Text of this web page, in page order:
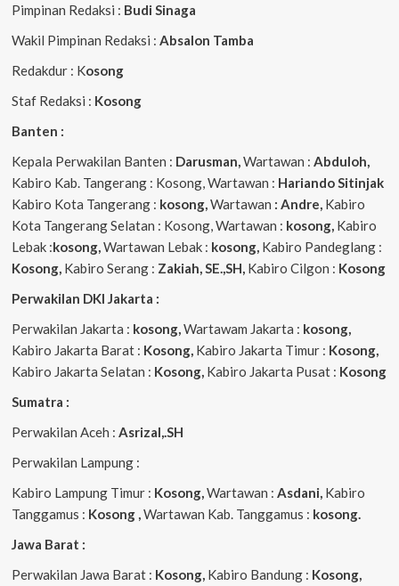
Pimpinan Redaksi : Budi Sinaga
Wakil Pimpinan Redaksi : Absalon Tamba
Redakdur : Kosong
Staf Redaksi : Kosong
Banten :
Kepala Perwakilan Banten : Darusman,Wartawan : Abduloh,
Kabiro Kab. Tangerang : Kosong, Wartawan : Hariando Sitinjak
Kabiro Kota Tangerang : kosong,Wartawan : Andre, Kabiro
Kota Tangerang Selatan : Kosong, Wartawan : kosong, Kabiro
Lebak :kosong,Wartawan Lebak : kosong, Kabiro Pandeglang :
Kosong, Kabiro Serang : Zakiah, SE.,SH, Kabiro Cilgon : Kosong
Perwakilan DKI Jakarta :
Perwakilan Jakarta : kosong,Wartawam Jakarta : kosong,
Kabiro Jakarta Barat : Kosong, Kabiro Jakarta Timur : Kosong,
Kabiro Jakarta Selatan : Kosong, Kabiro Jakarta Pusat : Kosong
Sumatra :
Perwakilan Aceh : Asrizal,.SH
Perwakilan Lampung :
Kabiro Lampung Timur : Kosong,Wartawan : Asdani, Kabiro
Tanggamus : Kosong ,Wartawan Kab. Tanggamus : kosong.
Jawa Barat :
Perwakilan Jawa Barat : Kosong,Kabiro Bandung : Kosong,